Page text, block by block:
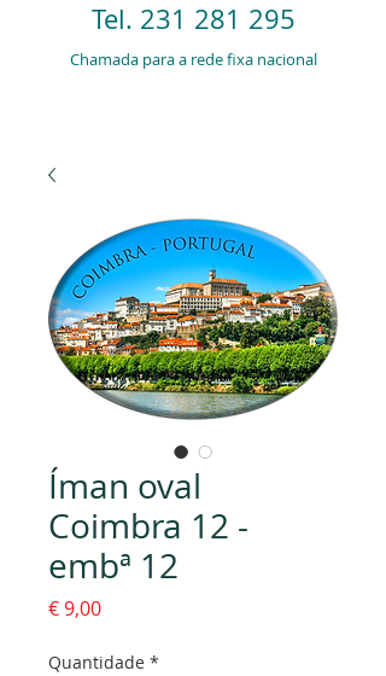
Tel. 231 281 295
Chamada para a rede fixa nacional
Íman oval
Coimbra 12 -
embª 12
€ 9,00Preço
Quantidade *